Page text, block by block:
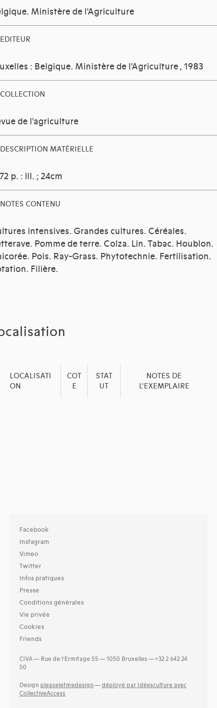
Ministère de l'Agriculture
EDITEUR
: Belgique. Ministère de l'Agriculture, 1983
COLLECTION
de l'agriculture
DESCRIPTION MATÉRIELLE
p. : Ill. ; 24cm
NOTES CONTENU
intensives. Grandes cultures. Céréales.
Pomme de terre. Colza. Lin. Tabac. Houblon.
Pois. Ray-Grass. Phytotechnie. Fertilisation.
Filière.
LOCALISATI
ON
COT
E
STAT
UT
NOTES DE
L'EXEMPLAIRE
Facebook
Instagram
Vimeo
Twitter
Infos pratiques
Presse
Conditions générales
Vie privée
Cookies
Friends
CIVA — Rue de l’Ermitage 55 — 1050 Bruxelles — +32 2 642 24
50
Design pleaseletmedesign — déployé par Idéesculture avec
CollectiveAccess